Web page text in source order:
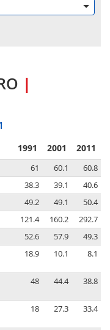
|
1991 2001 2011
61 60.1
60.8
38.3 39.1
40.6
49.2 49.1
50.4
121.4 160.2
292.7
52.6 57.9
49.3
18.9 10.1 8.1
48 44.4 38.8
18 27.3 33.4